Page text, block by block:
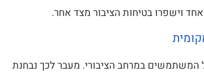
וישפרו בטיחות הציבור מצד אחר.
המשתמשים במרחב הציבורי. מעבר לכך נבחנת